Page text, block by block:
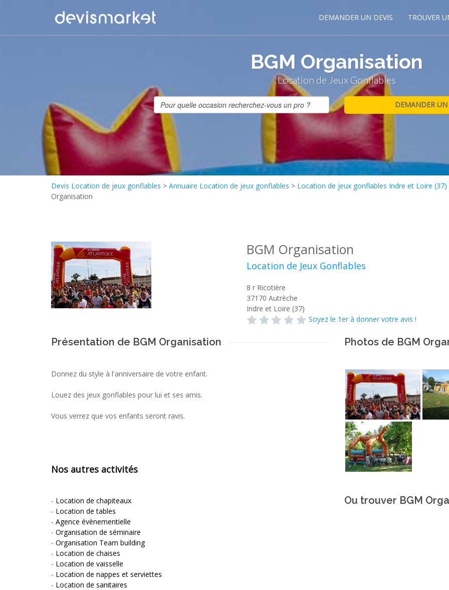
DEMANDER UN DEVIS TROUVER
BGM Organisation
Location de Jeux Gonflables
Devis Location de jeux gonflables > Annuaire Location de jeux gonflables > Location de jeux gonflables Indre et Loire (37)
Organisation
BGM Organisation
Location de Jeux Gonflables
8 r Ricotière
37170 Autrèche
Indre et Loire (37)
Soyez le 1er à donner votre avis !
Présentation de BGM Organisation
Donnez du style à l'anniversaire de votre enfant.
Louez des jeux gonflables pour lui et ses amis.
Vous verrez que vos enfants seront ravis.
Nos autres activités
- Location de chapiteaux
- Location de tables
- Agence évènementielle
- Organisation de séminaire
- Organisation Team building
- Location de chaises
- Location de vaisselle
- Location de nappes et serviettes
- Location de sanitaires
Photos de BGM
Ou trouver BGM